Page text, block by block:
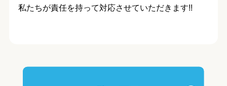
私たちが責任を持って対応させていただきます!!